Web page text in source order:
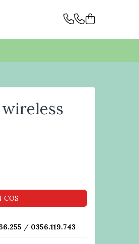
COS
/ 0356.119.743